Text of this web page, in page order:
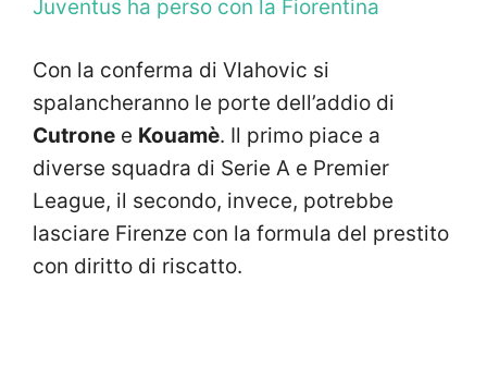
Juventus ha perso con la Fiorentina
Con la conferma di Vlahovic si
spalancheranno le porte dell’addio di
Cutrone e Kouamè. Il primo piace a
diverse squadra di Serie A e Premier
League, il secondo, invece, potrebbe
lasciare Firenze con la formula del prestito
con diritto di riscatto.